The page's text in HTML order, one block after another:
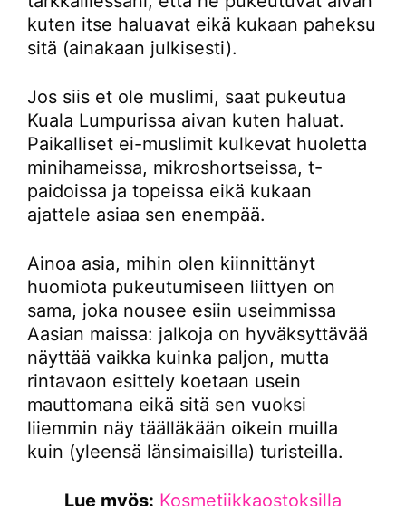
kuten itse haluavat eikä kukaan paheksu
sitä (ainakaan julkisesti).
Jos siis et ole muslimi, saat pukeutua
Kuala Lumpurissa aivan kuten haluat.
Paikalliset ei-muslimit kulkevat huoletta
minihameissa, mikroshortseissa, t-
paidoissa ja topeissa eikä kukaan
ajattele asiaa sen enempää.
Ainoa asia, mihin olen kiinnittänyt
huomiota pukeutumiseen liittyen on
sama, joka nousee esiin useimmissa
Aasian maissa: jalkoja on hyväksyttävää
näyttää vaikka kuinka paljon, mutta
rintavaon esittely koetaan usein
mauttomana eikä sitä sen vuoksi
liiemmin näy täälläkään oikein muilla
kuin (yleensä länsimaisilla) turisteilla.
Lue myös: Kosmetiikkaostoksilla